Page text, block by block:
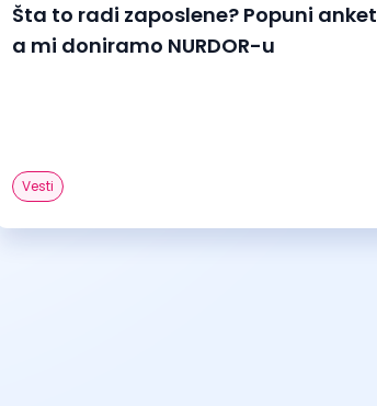
Šta to radi zaposlene? Popuni
a mi doniramo NURDOR-u
Vesti